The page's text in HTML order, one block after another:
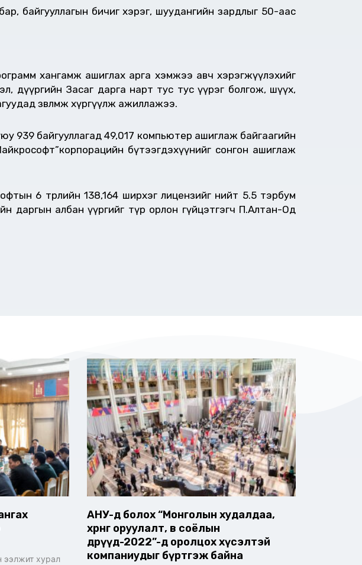
байгууллагын бичиг хэрэг, шуудангийн зардлыг 50-аас
хангамж ашиглах арга хэмжээ авч хэрэгжүүлэхийг
дүүргийн Засаг дарга нарт тус тус үүрэг болгож, шүүх,
зөвлөмж хүргүүлж ажиллажээ.
939 байгууллагад 49,017 компьютер ашиглаж байгаагийн
бүтээгдэхүүнийг сонгон ашиглаж
6 төрлийн 138,164 ширхэг лицензийг нийт 5.5 тэрбум
даргын албан үүргийг түр орлон гүйцэтгэгч П.Алтан-Од
ээлжит хурал
АНУ-д болох “Монголын худалдаа,
хөрөнгө оруулалт, өв соёлын
өдрүүд-2022”-д оролцох хүсэлтэй
компаниудыг бүртгэж байна